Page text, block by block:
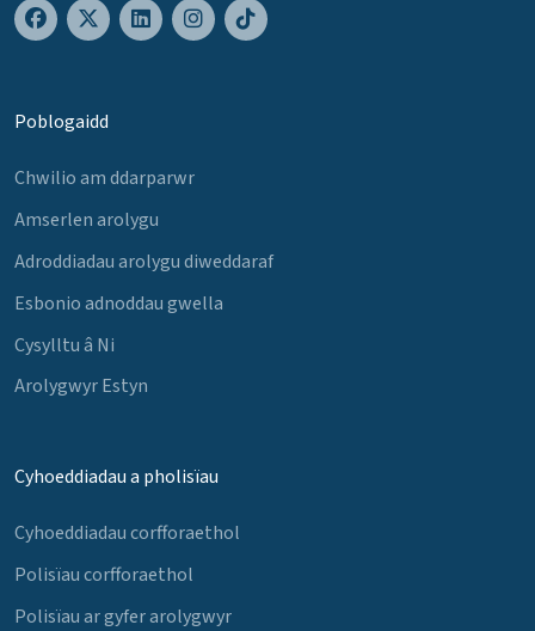
Poblogaidd
Chwilio am ddarparwr
Amserlen arolygu
Adroddiadau arolygu diweddaraf
Esbonio adnoddau gwella
Cysylltu â Ni
Arolygwyr Estyn
Cyhoeddiadau a pholisïau
Cyhoeddiadau corfforaethol
Polisïau corfforaethol
Polisïau ar gyfer arolygwyr